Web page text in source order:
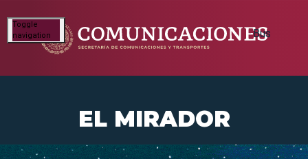
Toggle
navigation
EL MIRADOR